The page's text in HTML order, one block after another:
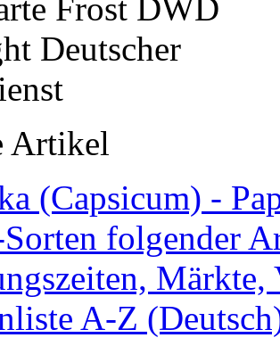
Artikel
(Capsicum) -
folgender
Märkte,
A-Z